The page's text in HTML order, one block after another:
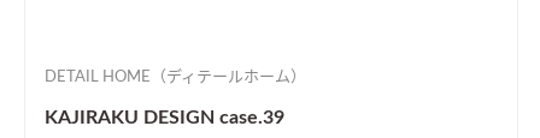
DETAIL HOME（ディテールホーム）
KAJIRAKU DESIGN case.39